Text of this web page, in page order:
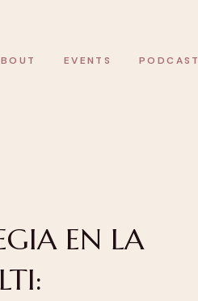
PODCAST
EVENTS
EN LA